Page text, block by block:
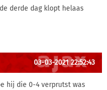
derde dag klopt helaas
03-03-2021 22:52:43
hij die 0-4 verprutst was